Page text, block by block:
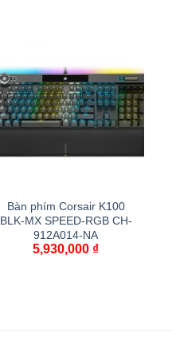
Bàn phím Corsair K100
BLK-MX SPEED-RGB CH-
912A014-NA
5,930,000 ₫